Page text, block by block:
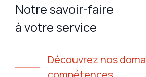
Notre savoir-faire
à votre service
Découvrez nos